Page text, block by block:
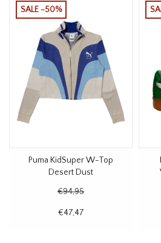
SALE -50%
Puma KidSuper W-Top
Desert Dust
€94,95
€47,47